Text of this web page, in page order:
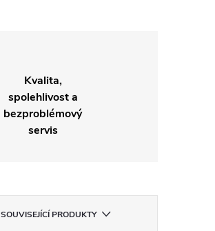
Kvalita,
spolehlivost a
bezproblémový
servis
SOUVISEJÍCÍ PRODUKTY